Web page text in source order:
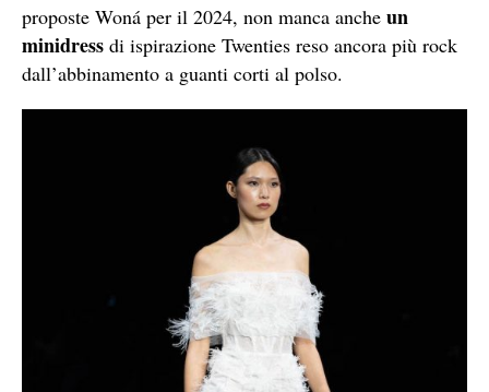
proposte Woná per il 2024, non manca anche un
minidress di ispirazione Twenties reso ancora più rock
dall’abbinamento a guanti corti al polso.